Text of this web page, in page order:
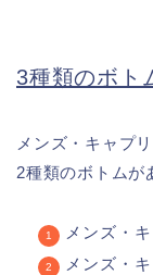
3種類のボト
メンズ・キャプ
2種類のボトムが
メンズ・
メンズ・